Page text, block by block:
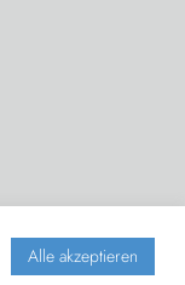
Alle akzeptieren